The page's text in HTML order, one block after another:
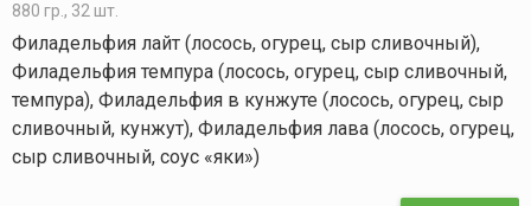
880 гр., 32 шт.
Филадельфия лайт (лосось, огурец, сыр сливочный),
Филадельфия темпура (лосось, огурец, сыр сливочный,
темпура), Филадельфия в кунжуте (лосось, огурец, сыр
сливочный, кунжут), Филадельфия лава (лосось, огурец,
сыр сливочный, соус «яки»)